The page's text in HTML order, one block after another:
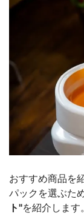
おすすめ商品を
パックを選ぶた
ト"を紹介します。